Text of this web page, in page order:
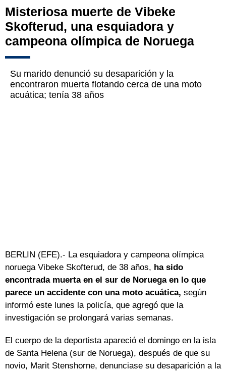
Misteriosa muerte de Vibeke
Skofterud, una esquiadora y
campeona olímpica de Noruega
Su marido denunció su desaparición y la
encontraron muerta flotando cerca de una moto
acuática; tenía 38 años
BERLIN (EFE).- La esquiadora y campeona olímpica
noruega Vibeke Skofterud, de 38 años, ha sido
encontrada muerta en el sur de Noruega en lo que
parece un accidente con una moto acuática, según
informó este lunes la policía, que agregó que la
investigación se prolongará varias semanas.
El cuerpo de la deportista apareció el domingo en la isla
de Santa Helena (sur de Noruega), después de que su
novio, Marit Stenshorne, denunciase su desaparición a la